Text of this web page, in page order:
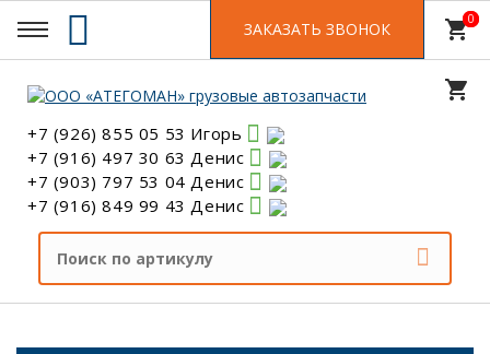
+7 (926) 855 05 53 Игорь
+7 (916) 497 30 63 Денис
+7 (903) 797 53 04 Денис
+7 (916) 849 99 43 Денис
ЗАКАЗАТЬ ЗВОНОК shopping_cart0
shopping_cart
0